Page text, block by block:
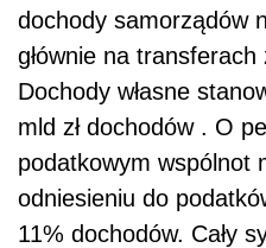
dochody samorządów
głównie na
Dochody własne
mld zł dochodów . O
podatkowym wspólnot
odniesieniu do
11% dochodów. Cały